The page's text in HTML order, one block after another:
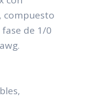
compuesto
de 1/0